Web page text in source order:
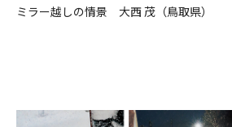
ミラー越しの情景 大西 茂（鳥取県）